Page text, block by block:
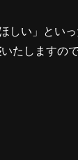
い」といっ
いたしますの